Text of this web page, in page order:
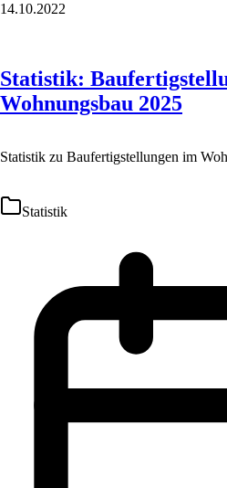
14.10.2022
Statistik:
Wohnungsbau 2025
Statistik zu Baufertigstellungen im
Statistik